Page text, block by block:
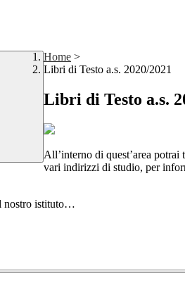
Home >
Libri di Testo a.s. 2020/2021
Libri di Testo a.s.
All’interno di quest’area
vari indirizzi di studio, per
nostro istituto…